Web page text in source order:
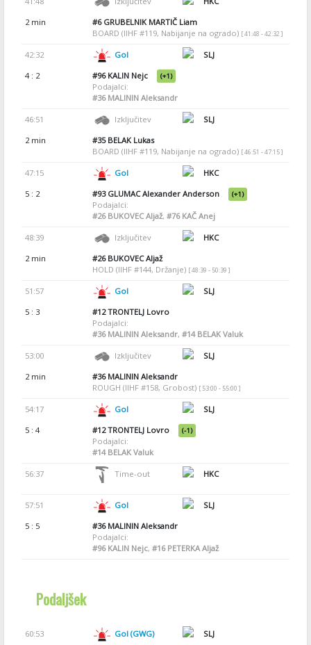
2 min
#6GRUBELNIK MARTIČ Liam
BOARD (IIHF #119, Nabijanje na ogrado) [ 41:48 - 42:32 ]
42:32 Gol
SLJ
4 : 2
#96KALIN Nejc (+1)
Podajalci:
#36MALININ Aleksandr
46:51 Izključitev
SLJ
2 min
#35BELAK Lukas
BOARD (IIHF #119, Nabijanje na ogrado) [ 46:51 - 47:15 ]
47:15 Gol
HKC
5 : 2
#93GLUMAC Alexander Anderson (+1)
Podajalci:
#26BUKOVEC Aljaž, #76KAČ Anej
48:39 Izključitev
HKC
2 min
#26BUKOVEC Aljaž
HOLD (IIHF #144, Držanje) [ 48:39 - 50:39 ]
51:57 Gol
SLJ
5 : 3
#12TRONTELJ Lovro
Podajalci:
#36MALININ Aleksandr, #14BELAK Valuk
53:00 Izključitev
SLJ
2 min
#36MALININ Aleksandr
ROUGH (IIHF #158, Grobost) [ 53:00 - 55:00 ]
54:17 Gol
SLJ
5 : 4
#12TRONTELJ Lovro (-1)
Podajalci:
#14BELAK Valuk
56:37 Time-out HKC
57:51 Gol
SLJ
5 : 5
#36MALININ Aleksandr
Podajalci:
#96KALIN Nejc, #16PETERKA Aljaž
Podaljšek
60:53 Gol (GWG)
SLJ